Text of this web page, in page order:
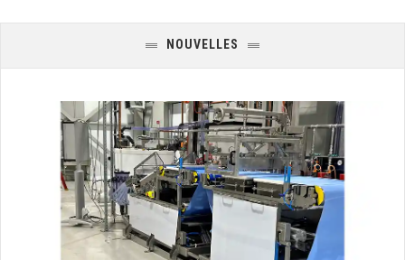
NOUVELLES